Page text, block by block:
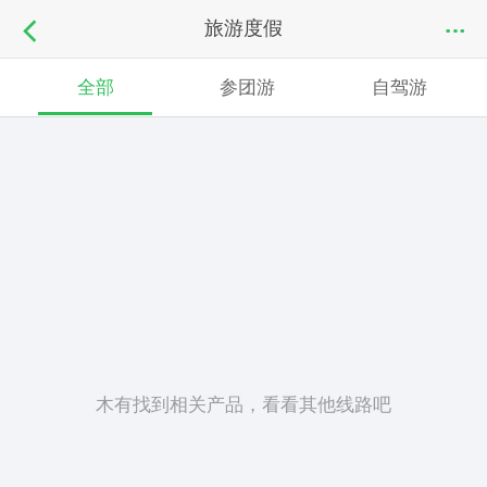
旅游度假
全部 参团游 自驾游
木有找到相关产品，看看其他线路吧